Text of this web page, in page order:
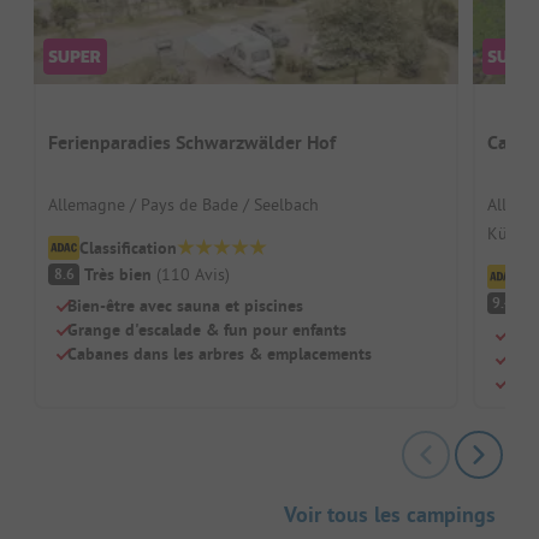
Ferienparadies Schwarzwälder Hof
Allemagne / Pays de Bade / Seelbach
Classification
8.6 Très bien (110 Avis)
Bien-être avec sauna et piscines
Grange d'escalade & fun pour enfants
Cabanes dans les arbres & emplacements
9.4
Voir tous les campings